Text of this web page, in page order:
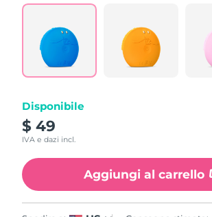
Disponibile
$ 49
IVA e dazi incl.
Aggiungi al carrello